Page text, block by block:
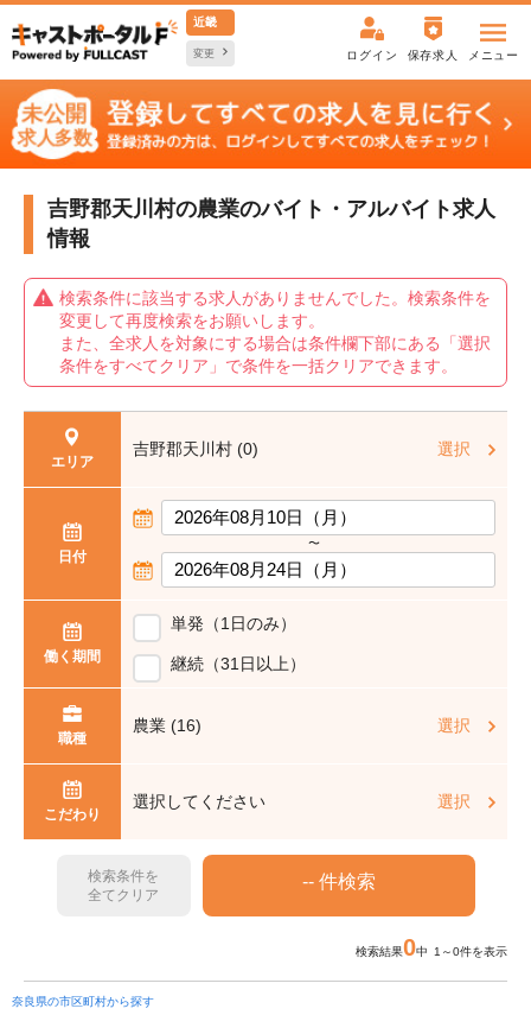
近畿
変更 ログイン 保存求人 メニュー
吉野郡天川村の農業のバイト・アルバイト求人
情報
検索条件に該当する求人がありませんでした。検索条件を
変更して再度検索をお願いします。
また、全求人を対象にする場合は条件欄下部にある「選択
条件をすべてクリア」で条件を一括クリアできます。
エリア
吉野郡天川村 (0) 選択
日付
〜
働く期間
単発（1日のみ）
継続（31日以上）
職種
農業 (16) 選択
こだわり
選択してください 選択
検索条件を
全てクリア
検索結果0中 1～0件を表示
奈良県の市区町村から探す